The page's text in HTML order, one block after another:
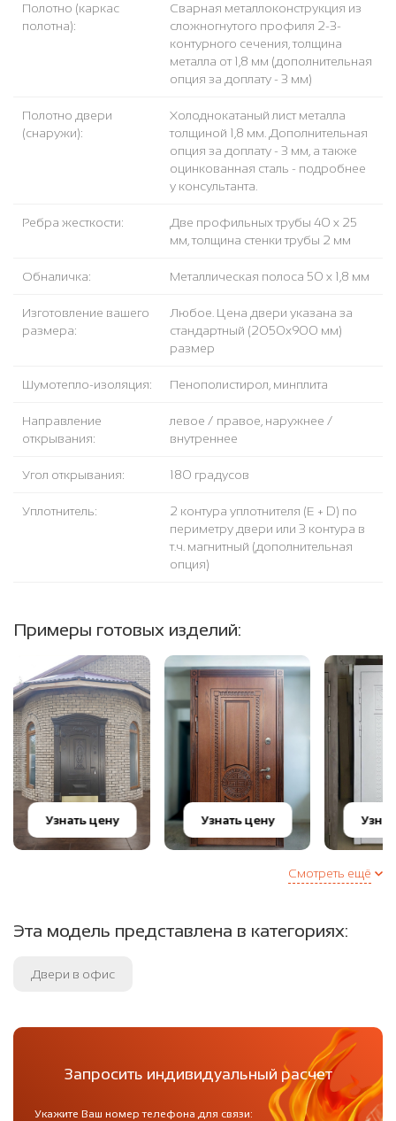
Полотно (каркас
полотна):
Сварная металлоконструкция из
сложногнутого профиля 2-3-
контурного сечения, толщина
металла от 1,8 мм (дополнительная
опция за доплату - 3 мм)
Полотно двери
(снаружи):
Холоднокатаный лист металла
толщиной 1,8 мм. Дополнительная
опция за доплату - 3 мм, а также
оцинкованная сталь - подробнее
у консультанта.
Ребра жесткости:
Две профильных трубы 40 х 25
мм, толщина стенки трубы 2 мм
Обналичка: Металлическая полоса 50 х 1,8 мм
Изготовление вашего
размера:
Любое. Цена двери указана за
стандартный (2050x900 мм)
размер
Шумотепло-изоляция: Пенополистирол, минплита
Направление
открывания:
левое / правое, наружнее /
внутреннее
Угол открывания: 180 градусов
Уплотнитель:
2 контура уплотнителя (Е + D) по
периметру двери или 3 контура в
т.ч. магнитный (дополнительная
опция)
Примеры готовых изделий:
Узнать цену Узнать цену
Смотреть ещё
Эта модель представлена в категориях:
Двери в офис
Запросить индивидуальный расчет
Укажите Ваш номер телефона для связи: